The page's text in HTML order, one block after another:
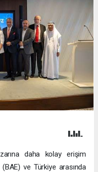
daha kolay erişim
ve Türkiye arasında